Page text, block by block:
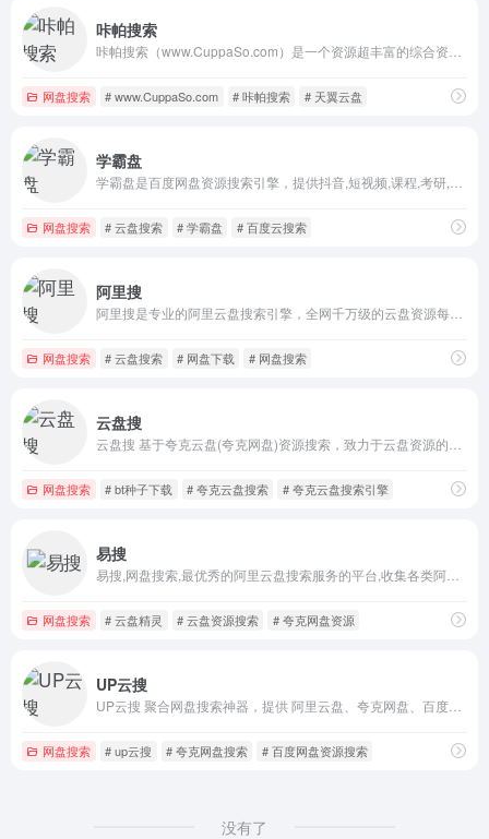
咔帕搜索
网盘搜索 # www.CuppaSo.com # 咔帕搜索 # 天翼云盘
学霸盘
网盘搜索 # 云盘搜索 # 学霸盘 # 百度云搜索
阿里搜
网盘搜索 # 云盘搜索 # 网盘下载 # 网盘搜索
云盘搜
网盘搜索 # bt种子下载 # 夸克云盘搜索 # 夸克云盘搜索引擎
易搜
网盘搜索 # 云盘精灵 # 云盘资源搜索 # 夸克网盘资源
UP云搜
网盘搜索 # up云搜 # 夸克网盘搜索 # 百度网盘资源搜索
没有了